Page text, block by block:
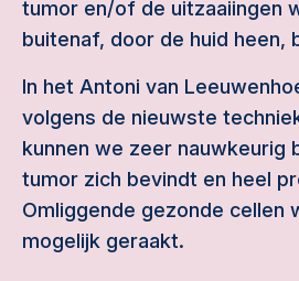
tumor en/of de uitzaaiingen
buitenaf, door de huid heen,
In het Antoni van
volgens de nieuwste
kunnen we zeer nauwkeurig
tumor zich bevindt en heel
Omliggende gezonde cellen
mogelijk geraakt.